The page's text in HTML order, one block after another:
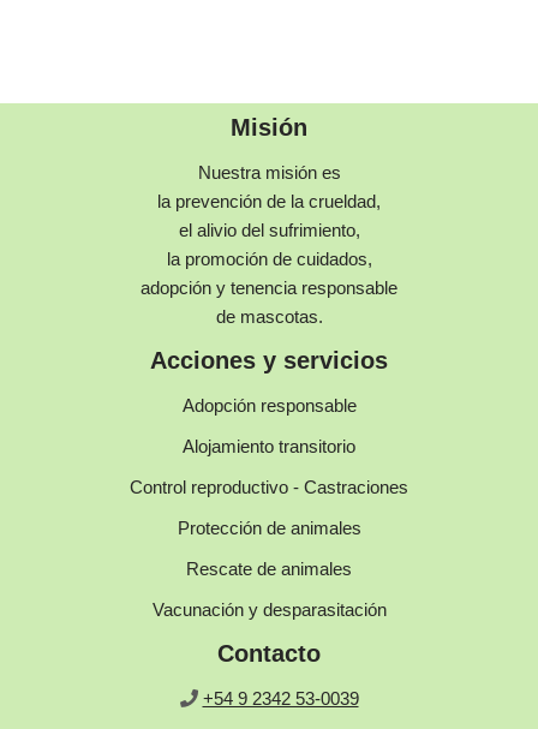
Misión
Nuestra misión es
la prevención de la crueldad,
el alivio del sufrimiento,
la promoción de cuidados,
adopción y tenencia responsable
de mascotas.
Acciones y servicios
Adopción responsable
Alojamiento transitorio
Control reproductivo - Castraciones
Protección de animales
Rescate de animales
Vacunación y desparasitación
Contacto
+54 9 2342 53-0039